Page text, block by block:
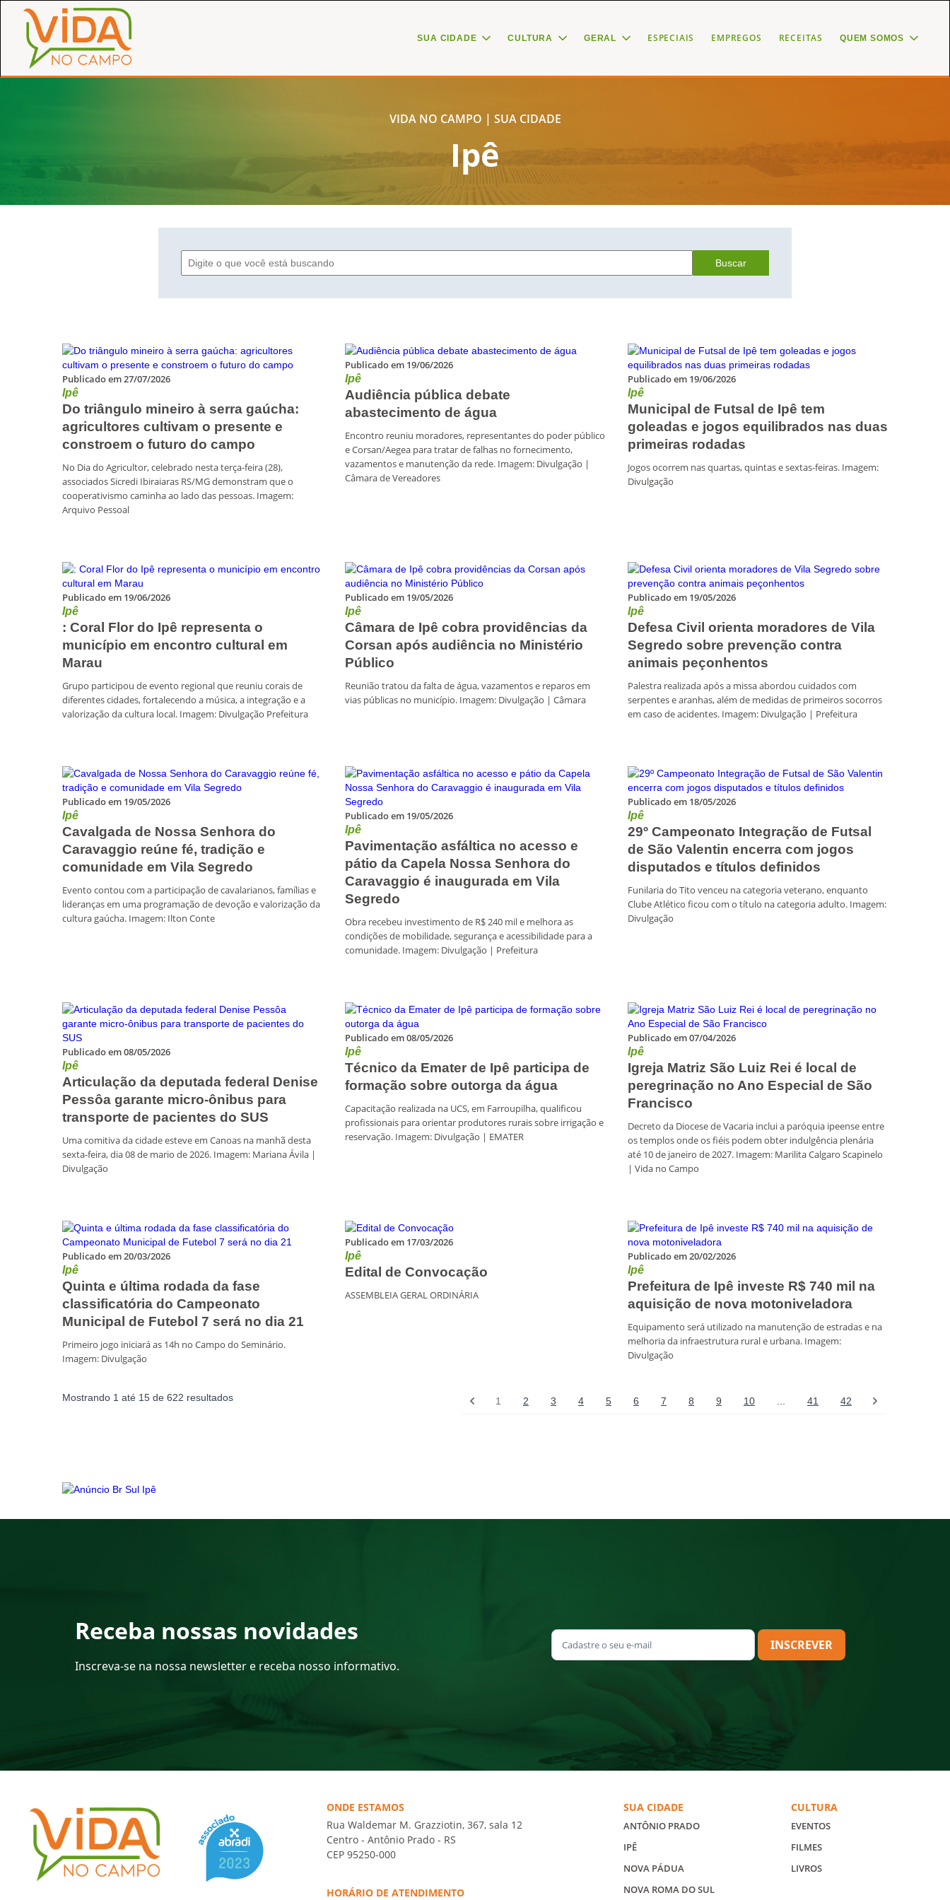
SUA CIDADE CULTURA GERAL ESPECIAIS EMPREGOS RECEITAS QUEM SOMOS
VIDA NO CAMPO | SUA CIDADE
Ipê
Buscar
Publicado em 27/07/2026
Ipê
Do triângulo mineiro à serra gaúcha:
agricultores cultivam o presente e
constroem o futuro do campo
No Dia do Agricultor, celebrado nesta terça-feira (28),
associados Sicredi Ibiraiaras RS/MG demonstram que o
cooperativismo caminha ao lado das pessoas. Imagem:
Arquivo Pessoal
Publicado em 19/06/2026
Ipê
Audiência pública debate
abastecimento de água
Encontro reuniu moradores, representantes do poder público
e Corsan/Aegea para tratar de falhas no fornecimento,
vazamentos e manutenção da rede. Imagem: Divulgação |
Câmara de Vereadores
Publicado em 19/06/2026
Ipê
Municipal de Futsal de Ipê tem
goleadas e jogos equilibrados nas duas
primeiras rodadas
Jogos ocorrem nas quartas, quintas e sextas-feiras. Imagem:
Divulgação
Publicado em 19/06/2026
Ipê
: Coral Flor do Ipê representa o
município em encontro cultural em
Marau
Grupo participou de evento regional que reuniu corais de
diferentes cidades, fortalecendo a música, a integração e a
valorização da cultura local. Imagem: Divulgação Prefeitura
Publicado em 19/05/2026
Ipê
Câmara de Ipê cobra providências da
Corsan após audiência no Ministério
Público
Reunião tratou da falta de água, vazamentos e reparos em
vias públicas no município. Imagem: Divulgação | Câmara
Publicado em 19/05/2026
Ipê
Defesa Civil orienta moradores de Vila
Segredo sobre prevenção contra
animais peçonhentos
Palestra realizada após a missa abordou cuidados com
serpentes e aranhas, além de medidas de primeiros socorros
em caso de acidentes. Imagem: Divulgação | Prefeitura
Publicado em 19/05/2026
Ipê
Cavalgada de Nossa Senhora do
Caravaggio reúne fé, tradição e
comunidade em Vila Segredo
Evento contou com a participação de cavalarianos, famílias e
lideranças em uma programação de devoção e valorização da
cultura gaúcha. Imagem: Ilton Conte
Publicado em 19/05/2026
Ipê
Pavimentação asfáltica no acesso e
pátio da Capela Nossa Senhora do
Caravaggio é inaugurada em Vila
Segredo
Obra recebeu investimento de R$ 240 mil e melhora as
condições de mobilidade, segurança e acessibilidade para a
comunidade. Imagem: Divulgação | Prefeitura
Publicado em 18/05/2026
Ipê
29º Campeonato Integração de Futsal
de São Valentin encerra com jogos
disputados e títulos definidos
Funilaria do Tito venceu na categoria veterano, enquanto
Clube Atlético ficou com o título na categoria adulto. Imagem:
Divulgação
Publicado em 08/05/2026
Ipê
Articulação da deputada federal Denise
Pessôa garante micro-ônibus para
transporte de pacientes do SUS
Uma comitiva da cidade esteve em Canoas na manhã desta
sexta-feira, dia 08 de mario de 2026. Imagem: Mariana Ávila |
Divulgação
Publicado em 08/05/2026
Ipê
Técnico da Emater de Ipê participa de
formação sobre outorga da água
Capacitação realizada na UCS, em Farroupilha, qualificou
profissionais para orientar produtores rurais sobre irrigação e
reservação. Imagem: Divulgação | EMATER
Publicado em 07/04/2026
Ipê
Igreja Matriz São Luiz Rei é local de
peregrinação no Ano Especial de São
Francisco
Decreto da Diocese de Vacaria inclui a paróquia ipeense entre
os templos onde os fiéis podem obter indulgência plenária
até 10 de janeiro de 2027. Imagem: Marilita Calgaro Scapinelo
| Vida no Campo
Publicado em 20/03/2026
Ipê
Quinta e última rodada da fase
classificatória do Campeonato
Municipal de Futebol 7 será no dia 21
Primeiro jogo iniciará as 14h no Campo do Seminário.
Imagem: Divulgação
Publicado em 17/03/2026
Ipê
Edital de Convocação
ASSEMBLEIA GERAL ORDINÁRIA
Publicado em 20/02/2026
Ipê
Prefeitura de Ipê investe R$ 740 mil na
aquisição de nova motoniveladora
Equipamento será utilizado na manutenção de estradas e na
melhoria da infraestrutura rural e urbana. Imagem:
Divulgação
Mostrando 1 até 15 de 622 resultados 1 2 3 4 5 6 7 8 9 10 41 42
Receba nossas novidades
Inscreva-se na nossa newsletter e receba nosso informativo.
INSCREVER
ONDE ESTAMOS
Rua Waldemar M. Grazziotin, 367, sala 12
Centro - Antônio Prado - RS
CEP 95250-000
HORÁRIO DE ATENDIMENTO
SUA CIDADE
ANTÔNIO PRADO
IPÊ
NOVA PÁDUA
NOVA ROMA DO SUL
CULTURA
EVENTOS
FILMES
LIVROS